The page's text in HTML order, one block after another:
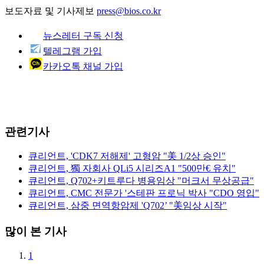
보도자료 및 기사제보 press@bios.co.kr
뉴스레터 구독 신청
텔레그램 가입
카카오톡 채널 가입
관련기사
큐리언트, 'CDK7 저해제' 고형암 "美 1/2상 승인"
큐리언트, 獨 자회사 QLi5 시리즈A1 "500만€ 유치"
큐리언트, Q702+키트루다 병용임상 "머크서 무상공급"
큐리언트, CMC 전문가 '스테판 프로닉 박사 "CDO 영입"
큐리언트, 삼중 면역항암제 'Q702’ "美임상 시작"
많이 본 기사
1